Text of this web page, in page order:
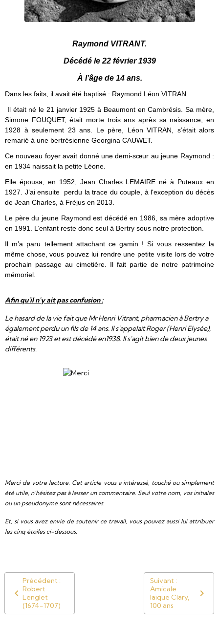
Raymond VITRANT.
Décédé le 22 février 1939
À l’âge de 14 ans.
Dans les faits, il avait été baptisé : Raymond Léon VITRAN.
Il était né le 21 janvier 1925 à Beaumont en Cambrésis. Sa mère,
Simone FOUQUET, était morte trois ans après sa naissance, en
1928 à seulement 23 ans. Le père, Léon VITRAN, s’était alors
remarié à une bertrésienne Georgina CAUWET.
Ce nouveau foyer avait donné une demi-sœur au jeune Raymond :
en 1934 naissait la petite Léone.
Elle épousa, en 1952, Jean Charles LEMAIRE né à Puteaux en
1927. J’ai ensuite perdu la trace du couple, à l'exception du décès
de Jean Charles, à Fréjus en 2013.
Le père du jeune Raymond est décédé en 1986, sa mère adoptive
en 1991. L’enfant reste donc seul à Bertry sous notre protection.
Il m’a paru tellement attachant ce gamin ! Si vous ressentez la
même chose, vous pouvez lui rendre une petite visite lors de votre
prochain passage au cimetière. Il fait partie de notre patrimoine
mémoriel.
Afin qu'il n'y ait pas confusion :
Le hasard de la vie fait que Mr Henri Vitrant, pharmacien à Bertry a
également perdu un fils de 14 ans. Il s'appelait Roger (Henri Elysée),
était né en 1923 et est décédé en1938. Il s'agit bien de deux jeunes
différents.
Merci de votre lecture. Cet article vous a intéressé, touché ou simplement
été utile, n’hésitez pas à laisser un commentaire. Seul votre nom, vos initiales
ou un pseudonyme sont nécessaires.
Et, si vous avez envie de soutenir ce travail, vous pouvez aussi lui attribuer
les cinq étoiles ci-dessous.
Précédent :
Robert
Lenglet
(1674-1707)
Suivant :
Amicale
laïque Clary,
100 ans